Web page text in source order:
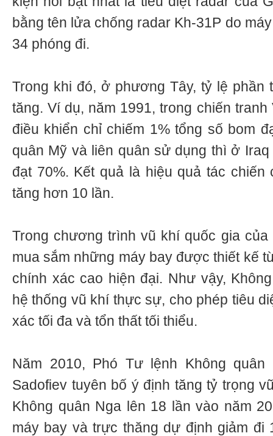
bằng tên lửa chống radar Kh-31P do
34 phóng đi.
Trong khi đó, ở phương Tây, tỷ lệ phần
tăng. Ví dụ, năm 1991, trong chiến
điều khiển chỉ chiếm 1% tổng số bom
quân Mỹ và liên quân sử dụng thì ở
đạt 70%. Kết quả là hiệu quả tác chiến
tăng hơn 10 lần.
Trong chương trình vũ khí quốc gia
mua sắm những máy bay được thiết kế
chính xác cao hiện đại. Như vậy,
hệ thống vũ khí thực sự, cho phép tiêu
xác tối đa và tổn thất tối thiểu.
Năm 2010, Phó Tư lệnh Không
Sadofiev tuyên bố ý định tăng tỷ trọng
Không quân Nga lên 18 lần vào năm
máy bay và trực thăng dự định giảm đi